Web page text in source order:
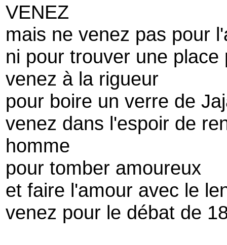
VENEZ
mais ne venez pas pour
ni pour trouver une place
venez à la rigueur
pour boire un verre de
venez dans l'espoir de
homme
pour tomber amoureux
et faire l'amour avec le
venez pour le débat de